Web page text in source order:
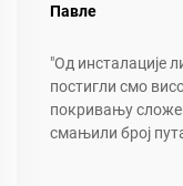
Павле
"Од инсталације
постигли смо
покривању
смањили број